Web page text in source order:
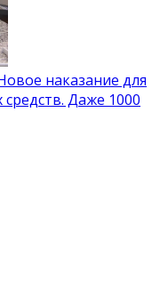
наказание для
Даже 1000